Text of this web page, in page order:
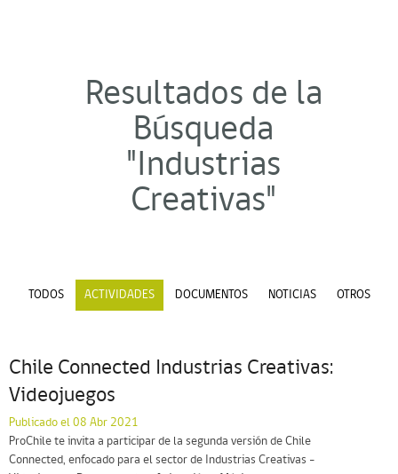
Resultados de la
Búsqueda
"Industrias
Creativas"
TODOS ACTIVIDADES DOCUMENTOS NOTICIAS OTROS
Chile Connected Industrias Creativas:
Videojuegos
Publicado el 08 Abr 2021
ProChile te invita a participar de la segunda versión de Chile
Connected, enfocado para el sector de Industrias Creativas -